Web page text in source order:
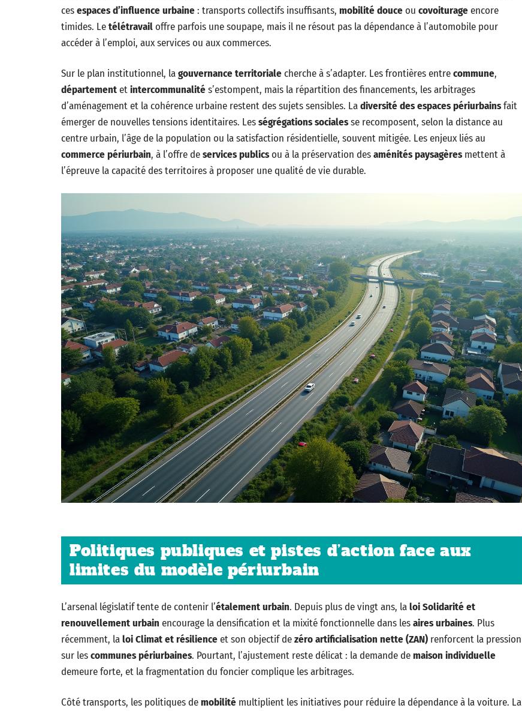
cesespaces d’influence urbaine: transports collectifs insuffisants, mobilité douceou covoiturageencore
timides. Letélétravailoffre parfois une soupape, mais il ne résout pas la dépendance à l’automobile pour
accéder à l’emploi, aux services ou aux commerces.
Sur le plan institutionnel, lagouvernance territorialecherche à s’adapter. Les frontières entrecommune,
départementetintercommunalités’estompent, mais la répartition des financements, les arbitrages
d’aménagement et la cohérence urbaine restent des sujets sensibles. Ladiversité des espaces périurbainsfait
émerger de nouvelles tensions identitaires. Lességrégations socialesse recomposent, selon la distance au
centre urbain, l’âge de la population ou la satisfaction résidentielle, souvent mitigée. Les enjeux liés au
commerce périurbain, à l’offre deservices publicsou à la préservation desaménités paysagèresmettent à
l’épreuve la capacité des territoires à proposer une qualité de vie durable.
Politiques publiques et pistes d’action face aux
limites du modèle périurbain
L’arsenal législatif tente de contenir l’étalement urbain. Depuis plus de vingt ans, laloi Solidarité et
renouvellement urbain encourage la densification et la mixité fonctionnelle dans lesaires urbaines. Plus
récemment, laloi Climat et résilienceet son objectif dezéro artificialisation nette (ZAN) renforcent la pression
sur lescommunes périurbaines. Pourtant, l’ajustement reste délicat : la demande demaison individuelle
demeure forte, et la fragmentation du foncier complique les arbitrages.
Côté transports, les politiques demobilité multiplient les initiatives pour réduire la dépendance à la voiture. La